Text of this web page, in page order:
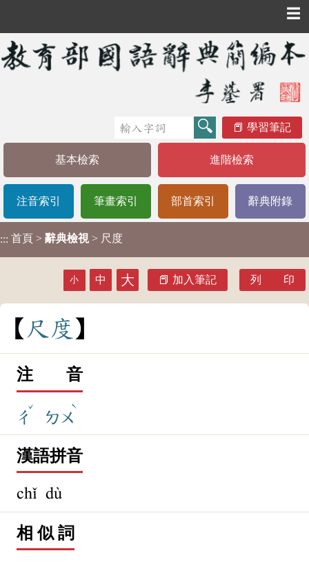
☰
學習筆記
基本檢索 進階檢索
注音索引 筆畫索引 部首索引 辭典附錄
::: 首頁 > 辭典檢視 > 尺度
小 中 大 加入筆記 列 印
尺 度
注 音
ㄔ
ˇ
ㄉㄨ
ˋ
漢語拼音
chǐ dù
相 似 詞